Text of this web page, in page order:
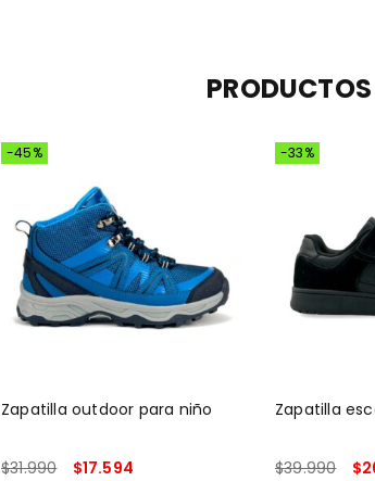
-45%
Zapatilla outdoor para niño
$31.990 $17.594
-33%
Zapatilla
$39.990 $